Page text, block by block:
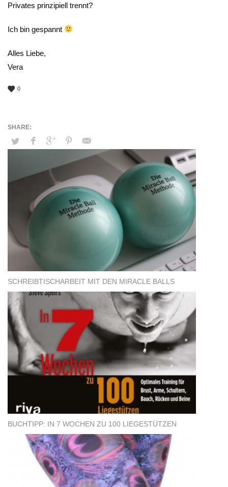
Privates prinzipiell trennt?
Ich bin gespannt
Alles Liebe,
Vera
0
SCHREIBTISCHARBEIT MIT DEN MIRACLE BALLS
BUCHTIPP: IN 7 WOCHEN ZU 100 LIEGESTÜTZEN